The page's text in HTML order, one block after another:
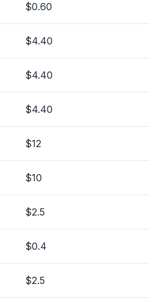
$0.60
$4.40
$4.40
$4.40
$12
$10
$2.5
$0.4
$2.5